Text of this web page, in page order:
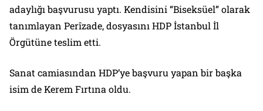
adaylığı başvurusu yaptı. Kendisini “Biseksüel” olarak
tanımlayan Perîzade, dosyasını HDP İstanbul İl
Örgütüne teslim etti.
Sanat camiasından HDP’ye başvuru yapan bir başka
isim de Kerem Fırtına oldu.